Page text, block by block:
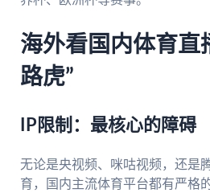
海外看国内体育直
路虎”
IP限制：最核心的障碍
无论是央视频、咪咕视频，还是
育，国内主流体育平台都有严格